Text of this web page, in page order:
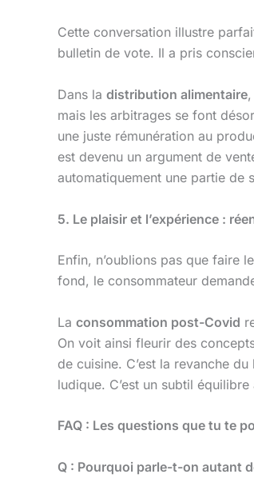
Cette conversation illustre
bulletin de vote. Il a pris
Dans la distribution alimentaire
mais les arbitrages se font
une juste rémunération au
est devenu un argument de
automatiquement une partie de
5. Le plaisir et l’expérience :
Enfin, n’oublions pas que faire
fond, le consommateur
La consommation post-Covid
On voit ainsi fleurir des
de cuisine. C’est la revanche
ludique. C’est un subtil
FAQ : Les questions que tu te
Q : Pourquoi parle-t-on autant